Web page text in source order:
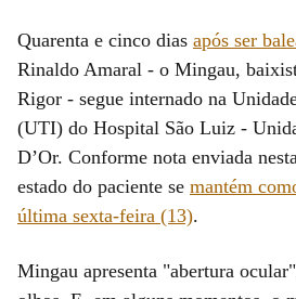
Quarenta e cinco dias após ser
Rinaldo Amaral - o Mingau,
Rigor - segue internado na
(UTI) do Hospital São Luiz -
D’Or. Conforme nota enviada
estado do paciente se mantém
última sexta-feira (13).
Mingau apresenta "abertura